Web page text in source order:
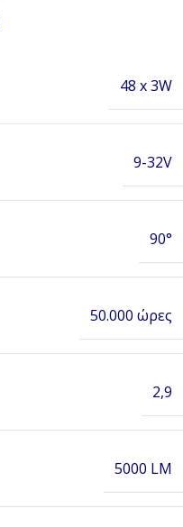
48 x 3W
9-32V
90°
50.000 ώρες
2,9
5000 LM